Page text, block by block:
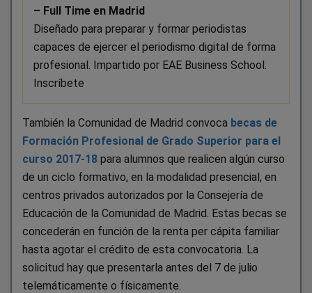
– Full Time en Madrid
Diseñado para preparar y formar periodistas
capaces de ejercer el periodismo digital de forma
profesional. Impartido por EAE Business School.
Inscríbete
También la Comunidad de Madrid convoca becas de
Formación Profesional de Grado Superior para el
curso 2017-18 para alumnos que realicen algún curso
de un ciclo formativo, en la modalidad presencial, en
centros privados autorizados por la Consejería de
Educación de la Comunidad de Madrid. Estas becas se
concederán en función de la renta per cápita familiar
hasta agotar el crédito de esta convocatoria. La
solicitud hay que presentarla antes del 7 de julio
telemáticamente o físicamente.